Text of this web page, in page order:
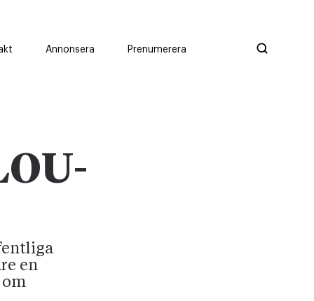
Annonsera Prenumerera
en